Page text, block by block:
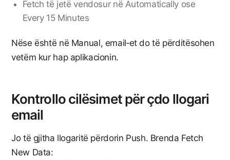
Fetch të jetë vendosur në Automatically ose
Every 15 Minutes
Nëse është në Manual, email‑et do të përditësohen
vetëm kur hap aplikacionin.
Kontrollo cilësimet për çdo llogari
email
Jo të gjitha llogaritë përdorin Push. Brenda Fetch
New Data: